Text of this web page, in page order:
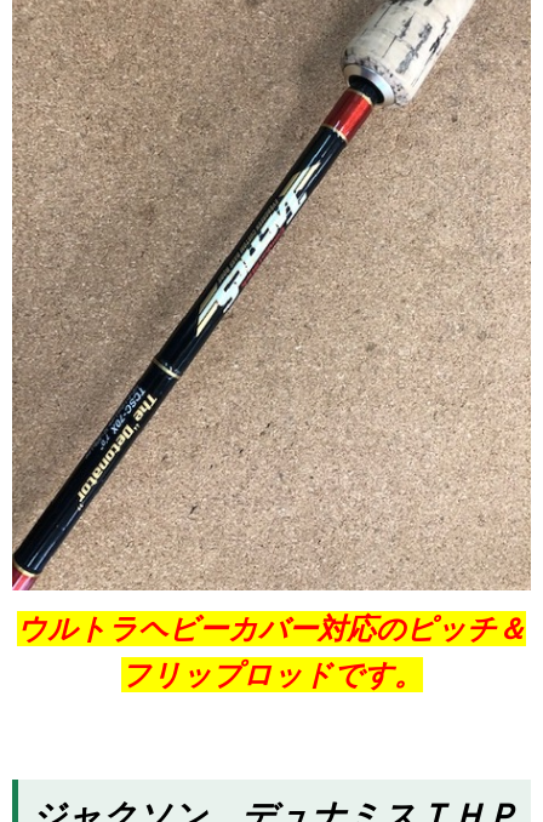
ウルトラヘビーカバー対応のピッチ＆
フリップロッドです。